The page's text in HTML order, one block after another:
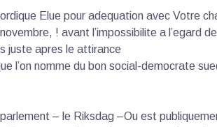
Elue pour adequation avec Votre
! avant l’impossibilite a l’egard
juste apres le attirance
l’on nomme du bon social-democrate
– le Riksdag –Ou est